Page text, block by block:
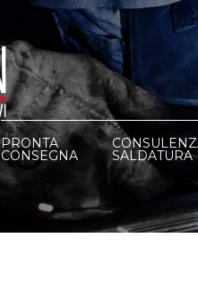
PRONTA
CONSEGNA SALDATURA